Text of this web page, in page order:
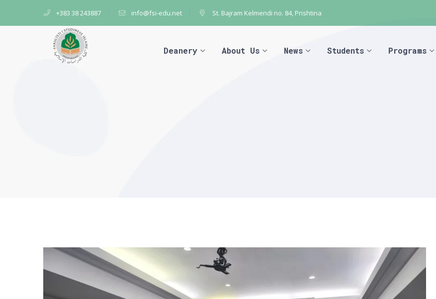
+383 38 243887 info@fsi-edu.net St. Bajram Kelmendi no. 84, Prishtina
Deanery About Us News Students Programs